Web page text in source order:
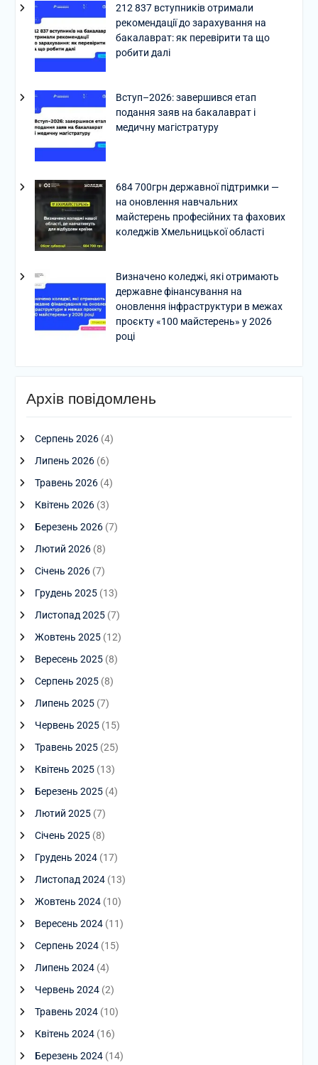
212 837 вступників отримали
рекомендації до зарахування на
бакалаврат: як перевірити та що
робити далі
Вступ–2026: завершився етап
подання заяв на бакалаврат і
медичну магістратуру
684 700грн державної підтримки —
на оновлення навчальних
майстерень професійних та фахових
коледжів Хмельницької області
Визначено коледжі, які отримають
державне фінансування на
оновлення інфраструктури в межах
проєкту «100 майстерень» у 2026
році
Архів повідомлень
Серпень 2026(4)
Липень 2026(6)
Травень 2026(4)
Квітень 2026(3)
Березень 2026(7)
Лютий 2026(8)
Січень 2026(7)
Грудень 2025(13)
Листопад 2025(7)
Жовтень 2025(12)
Вересень 2025(8)
Серпень 2025(8)
Липень 2025(7)
Червень 2025(15)
Травень 2025(25)
Квітень 2025(13)
Березень 2025(4)
Лютий 2025(7)
Січень 2025(8)
Грудень 2024(17)
Листопад 2024(13)
Жовтень 2024(10)
Вересень 2024(11)
Серпень 2024(15)
Липень 2024(4)
Червень 2024(2)
Травень 2024(10)
Квітень 2024(16)
Березень 2024(14)